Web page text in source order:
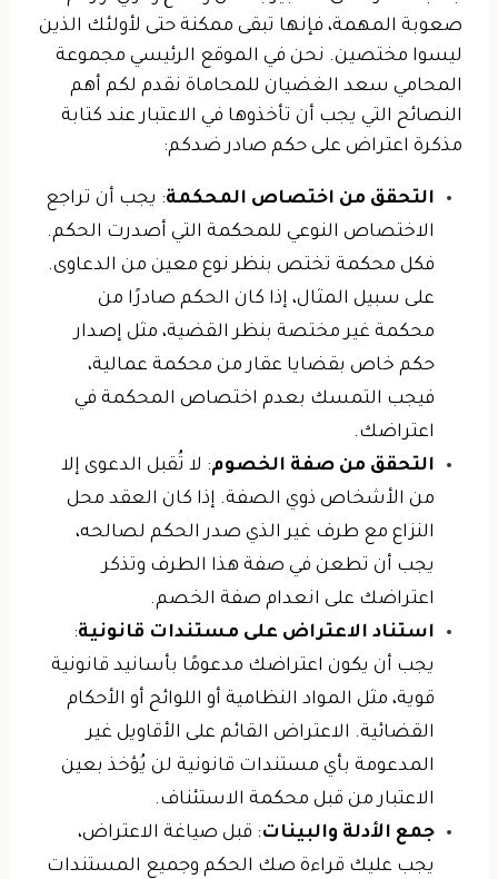
صعوبة المهمة، فإنها تبقى ممكنة حتى لأولئك الذين
ليسوا مختصين. نحن في الموقع الرئيسي مجموعة
المحامي سعد الغضيان للمحاماة نقدم لكم أهم
النصائح التي يجب أن تأخذوها في الاعتبار عند كتابة
مذكرة اعتراض على حكم صادر ضدكم:
التحقق من اختصاص المحكمة: يجب أن تراجع
الاختصاص النوعي للمحكمة التي أصدرت الحكم.
فكل محكمة تختص بنظر نوع معين من الدعاوى.
على سبيل المثال، إذا كان الحكم صادرًا من
محكمة غير مختصة بنظر القضية، مثل إصدار
حكم خاص بقضايا عقار من محكمة عمالية،
فيجب التمسك بعدم اختصاص المحكمة في
اعتراضك.
التحقق من صفة الخصوم: لا تُقبل الدعوى إلا
من الأشخاص ذوي الصفة. إذا كان العقد محل
النزاع مع طرف غير الذي صدر الحكم لصالحه،
يجب أن تطعن في صفة هذا الطرف وتذكر
اعتراضك على انعدام صفة الخصم.
استناد الاعتراض على مستندات قانونية:
يجب أن يكون اعتراضك مدعومًا بأسانيد قانونية
قوية، مثل المواد النظامية أو اللوائح أو الأحكام
القضائية. الاعتراض القائم على الأقاويل غير
المدعومة بأي مستندات قانونية لن يُؤخذ بعين
الاعتبار من قبل محكمة الاستئناف.
جمع الأدلة والبينات: قبل صياغة الاعتراض،
يجب عليك قراءة صك الحكم وجميع المستندات